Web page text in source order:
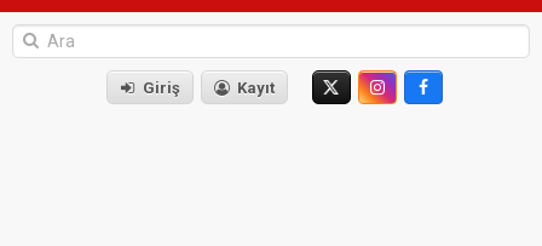
Giriş Kayıt